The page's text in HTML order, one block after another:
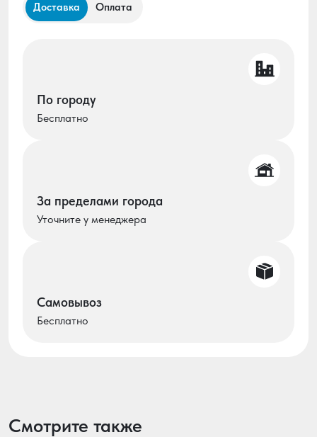
Доставка Оплата
По городу
Бесплатно
За пределами города
Уточните у менеджера
Самовывоз
Бесплатно
Смотрите также